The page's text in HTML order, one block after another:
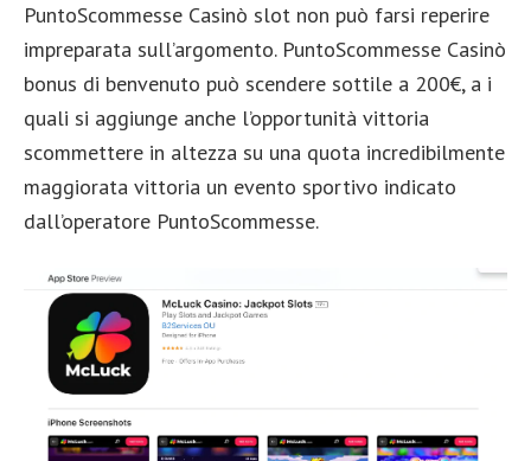
PuntoScommesse Casinò slot non può farsi reperire
impreparata sull’argomento. PuntoScommesse Casinò
bonus di benvenuto può scendere sottile a 200€, a i
quali si aggiunge anche l’opportunità vittoria
scommettere in altezza su una quota incredibilmente
maggiorata vittoria un evento sportivo indicato
dall’operatore PuntoScommesse.